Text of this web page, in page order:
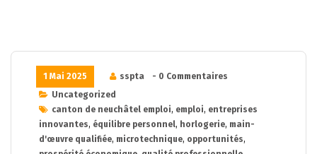
1 Mai 2025 sspta
- 0 Commentaires
Uncategorized
canton de neuchâtel emploi, emploi, entreprises
innovantes, équilibre personnel, horlogerie, main-
d'œuvre qualifiée, microtechnique, opportunités,